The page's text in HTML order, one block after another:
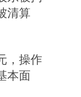
清算
，操作
本面